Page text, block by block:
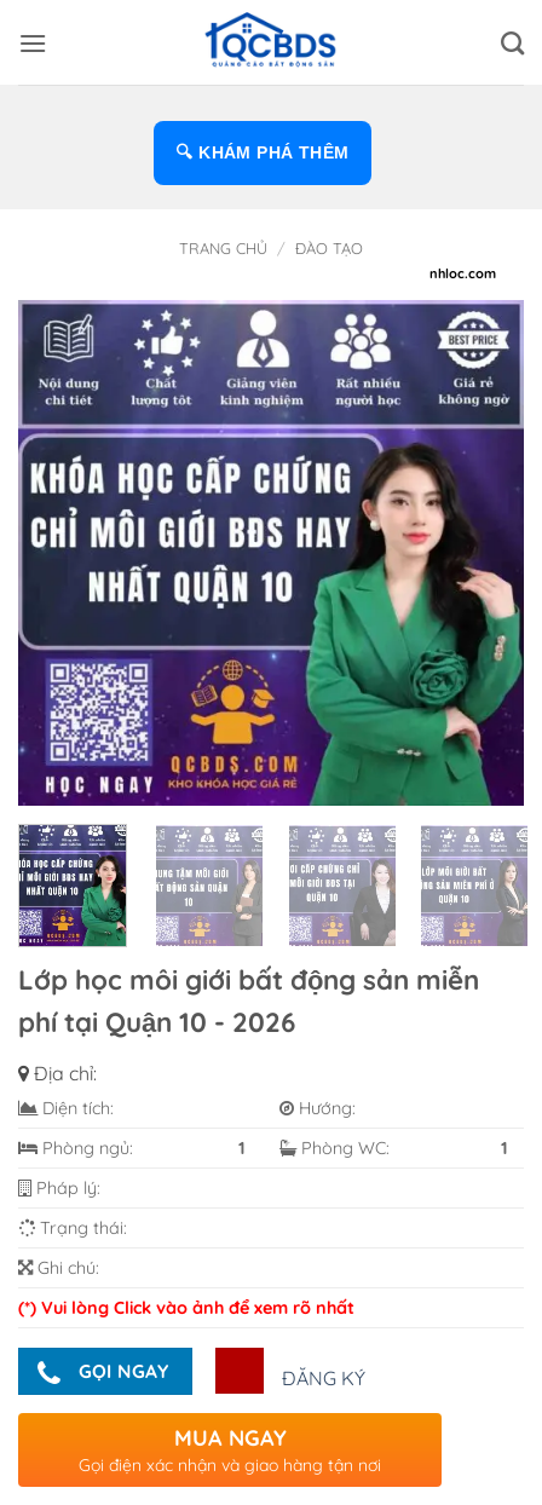
qua
🔍 KHÁM PHÁ THÊM
TRANG CHỦ / ĐÀO TẠO
Lớp học môi giới bất động sản miễn
phí tại Quận 10 - 2026
Địa chỉ:
Diện tích:
Hướng:
Phòng ngủ:
1 Phòng WC:
1
Pháp lý:
Trạng thái:
Ghi chú:
(*) Vui lòng Click vào ảnh để xem rõ nhất
GỌI NGAY ĐĂNG KÝ
MUA NGAY
Gọi điện xác nhận và giao hàng tận nơi